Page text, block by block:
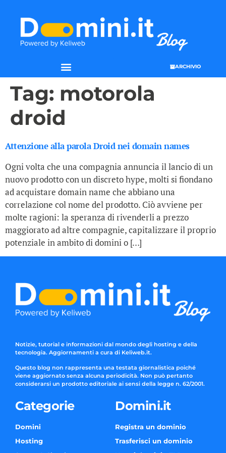
ARCHIVIO
Tag: motorola
droid
Attenzione alla parola Droid nei domain names
Ogni volta che una compagnia annuncia il lancio di un
nuovo prodotto con un discreto hype, molti si fiondano
ad acquistare domain name che abbiano una
correlazione col nome del prodotto. Ciò avviene per
molte ragioni: la speranza di rivenderli a prezzo
maggiorato ad altre compagnie, capitalizzare il proprio
potenziale in ambito di domini o […]
Notizie, tutorial e informazioni dal mondo degli hosting e della
tecnologia. Aggiornamenti a cura di Keliweb.it.
Questo blog non rappresenta una testata giornalistica poiché
viene aggiornato senza alcuna periodicità. Non può pertanto
considerarsi un prodotto editoriale ai sensi della legge n. 62/2001.
Categorie
Domini
Hosting
Domini.it
Registra un dominio
Trasferisci un dominio